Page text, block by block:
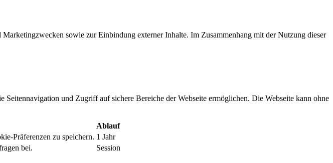
sowie zur Einbindung externer Inhalte. Im Zusammenhang mit der Nutzung dieser
und Zugriff auf sichere Bereiche der Webseite ermöglichen. Die Webseite kann ohne
Ablauf
Präferenzen zu speichern. 1 Jahr
bei. Session